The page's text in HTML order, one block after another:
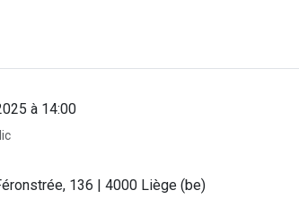
à 14:00
136 | 4000 Liège (be)